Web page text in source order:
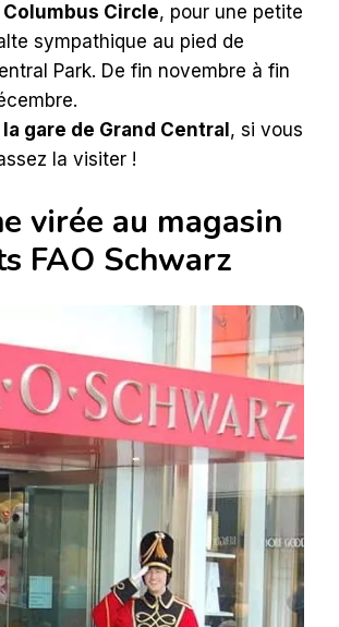
Columbus Circle, pour une petite
sympathique au pied de
Park. De fin novembre à fin
gare de Grand Central , si vous
la visiter !
virée au magasin
FAO Schwarz